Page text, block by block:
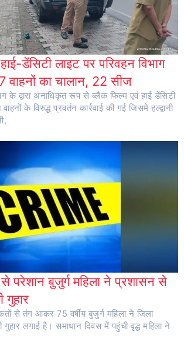
डेंसिटी लाइट पर परिवहन विभाग
वाहनों का चालान, 22 सीज
के द्वारा अनाधिकृत रूप से ब्लैक फिल्म एवं हाई डेंसिटी
के विरुद्ध प्रवर्तन कार्रवाई की गई जिसमे हल्द्वानी
से परेशान बुजुर्ग महिला ने प्रशासन से
गुहार
से तंग आकर 75 वर्षीय बुजुर्ग महिला ने जिला
गुहार लगाई है। समाधान दिवस में पहुंची वृद्ध महिला ने